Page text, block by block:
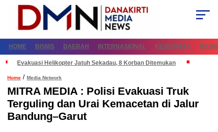
HOME BISNIS DAERAH INTERNASIONAL KESEHATAN
Evakuasi Helikopter Jatuh Sekadau, 8 Korban Ditemukan
Home / Media Network
MITRA MEDIA : Polisi Evakuasi Truk
Terguling dan Urai Kemacetan di Jalur
Bandung–Garut